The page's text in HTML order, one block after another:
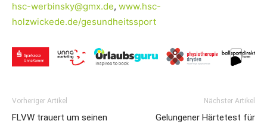
hsc-werbinsky@gmx.de, www.hsc-
holzwickede.de/gesundheitssport
Vorheriger Artikel
FLVW trauert um seinen
Nächster Artikel
Gelungener Härtetest für